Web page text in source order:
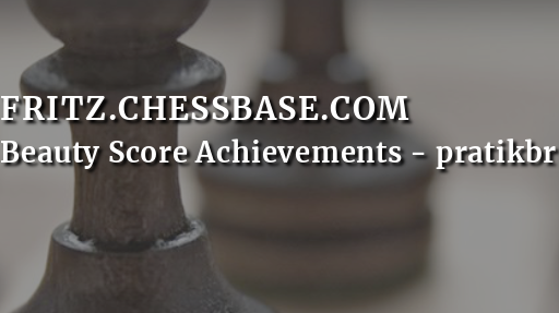
FRITZ.CHESSBASE.COM
Beauty Score Achievements - pratikbr